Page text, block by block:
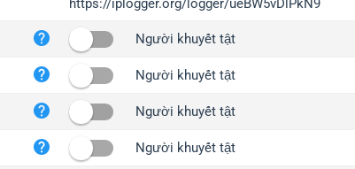
iplogger.org
wl.gl
ed.tc
iplogger.com
https://iplogger.org/logger/ueBW5vDlPkN9
Người khuyết tật
Người khuyết tật
Người khuyết tật
Người khuyết tật